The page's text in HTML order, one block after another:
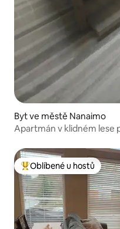
Byt ve městě Nanaimo
Apartmán v klidném lese
Nejlepší v kategorii
Oblíbené u hostů